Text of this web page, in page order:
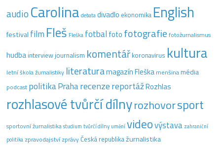
audio Carolina debata divadlo ekonomika English
festival film Fleš Fleška fotbal foto fotografie fotožurnalismus
hudba interview journalism komentář koronavirus kultura
letní škola žurnalistiky literaturamagazín Fleška menšinamédia
podcast politikaPraharecenzereportážRozhlas
rozhlasové tvůrčí dílnyrozhovorsport
sportovní žurnalistika studium tvůrčí dílny uměnívideovýstava zahraniční
politika zpravodajstvízprávyČeská republikažurnalistika